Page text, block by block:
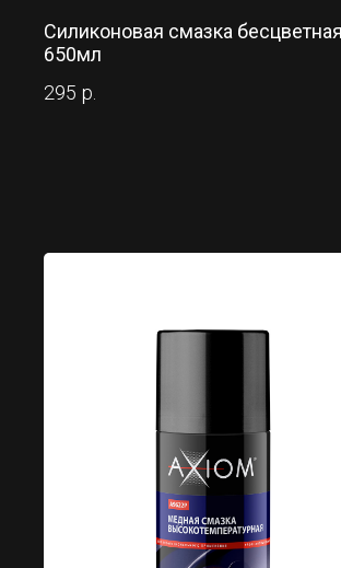
Силиконовая смазка бесцветная
650мл
295 р.